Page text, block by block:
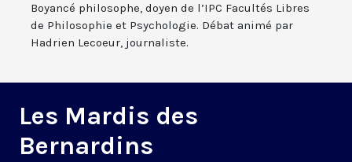
Boyancé philosophe, doyen de l’IPC Facultés Libres
de Philosophie et Psychologie. Débat animé par
Hadrien Lecoeur, journaliste.
Les Mardis des
Bernardins